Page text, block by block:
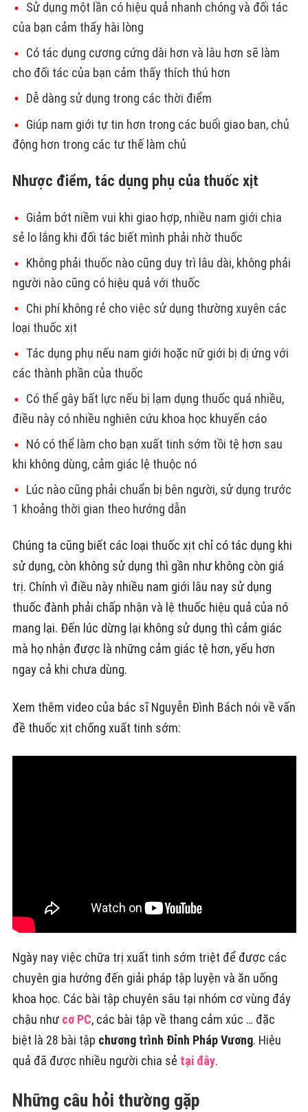
Sử dụng một lần có hiệu quả nhanh chóng và đối tác
của bạn cảm thấy hài lòng
Có tác dụng cương cứng dài hơn và lâu hơn sẽ làm
cho đối tác của bạn cảm thấy thích thú hơn
Dễ dàng sử dụng trong các thời điểm
Giúp nam giới tự tin hơn trong các buổi giao ban, chủ
động hơn trong các tư thế làm chủ
Nhược điểm, tác dụng phụ của thuốc xịt
Giảm bớt niềm vui khi giao hợp, nhiều nam giới chia
sẻ lo lắng khi đối tác biết mình phải nhờ thuốc
Không phải thuốc nào cũng duy trì lâu dài, không phải
người nào cũng có hiệu quả với thuốc
Chi phí không rẻ cho việc sử dụng thường xuyên các
loại thuốc xịt
Tác dụng phụ nếu nam giới hoặc nữ giới bị dị ứng với
các thành phần của thuốc
Có thể gây bất lực nếu bị lạm dụng thuốc quá nhiều,
điều này có nhiều nghiên cứu khoa học khuyến cáo
Nó có thể làm cho bạn xuất tinh sớm tồi tệ hơn sau
khi không dùng, cảm giác lệ thuộc nó
Lúc nào cũng phải chuẩn bị bên người, sử dụng trước
1 khoảng thời gian theo hướng dẫn
Chúng ta cũng biết các loại thuốc xịt chỉ có tác dụng khi
sử dụng, còn không sử dụng thì gần như không còn giá
trị. Chính vì điều này nhiều nam giới lâu nay sử dụng
thuốc đành phải chấp nhận và lệ thuốc hiệu quả của nó
mang lại. Đến lúc dừng lại không sử dụng thì cảm giác
mà họ nhận được là những cảm giác tệ hơn, yếu hơn
ngay cả khi chưa dùng.
Xem thêm video của bác sĩ Nguyễn Đình Bách nói về vấn
đề thuốc xịt chống xuất tinh sớm:
Ngày nay việc chữa trị xuất tinh sớm triệt để được các
chuyên gia hướng đến giải pháp tập luyện và ăn uống
khoa học. Các bài tập chuyên sâu tại nhóm cơ vùng đáy
chậu như cơ PC, các bài tập về thang cảm xúc … đặc
biệt là 28 bài tập chương trình Đỉnh Pháp Vương. Hiệu
quả đã được nhiều người chia sẻ tại đây.
Những câu hỏi thường gặp